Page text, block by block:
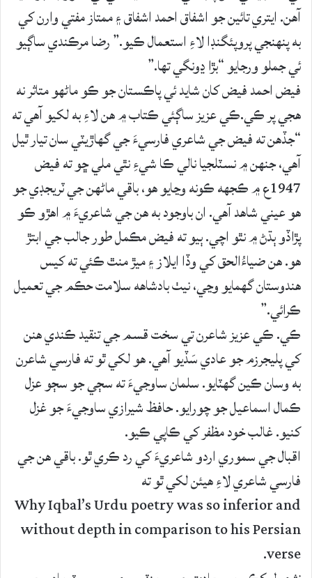
آهن. ايتري تائين جو اشفاق احمد اشفاق ۽ ممتاز مفتي وارن کي
به پنهنجي پروپئگنڊا لاءِ استعمال ڪيو.” رضا مرڪندي ساڳيو
ئي جملو ورجايو “بڙا ڍونگي تها.”
فيض احمد فيض کان شايد ئي پاڪستان جو ڪو ماڻهو متاثر نه
هجي پر ڪي.ڪي عزيز ساڳئي ڪتاب ۾ هن لاءِ به لکيو آهي ته
“جڏهن ته فيض جي شاعري فارسيءَ جي گهاڙيٽي سان تيار ٿيل
آهي، جنهن ۾ نسٽلجيا نالي ڪا شيءِ نٿي ملي ڇو ته فيض
1947ع ۾ ڪجھه ڪونه وڃايو هو، باقي ماڻهن جي ٽريجڊي جو
هو عيني شاهد آهي. ان باوجود به هن جي شاعريءَ ۾ اهڙو ڪو
پڙاڏو ٻڌڻ ۾ نٿو اچي. ٻيو ته فيض مڪمل طور جالب جي ابتڙ
هو. هن ضياءُالحق کي وڏا ايلاز ۽ ميڙ منٿ ڪئي ته کيس
هندوستان گهمايو وڃي، نيٺ بادشاهه سلامت حڪم جي تعميل
ڪرائي.”
ڪي. ڪي عزيز شاعرن تي سخت قسم جي تنقيد ڪندي هنن
کي پليجرزم جو عادي سَڏيو آهي. هو لکي ٿو ته فارسي شاعرن
به وسان ڪين گهٽايو. سلمان ساوجيءَ ته سڄي جو سڄو عزل
ڪمال اسماعيل جو چورايو. حافظ شيرازي ساوجيءَ جو غزل
کنيو. غالب خود مظفر کي ڪاپي ڪيو.
اقبال جي سموري اردو شاعريءَ کي رد ڪري ٿو. باقي هن جي
فارسي شاعري لاءِ هيئن لکي ٿو ته
Why Iqbal’s Urdu poetry was so inferior and
without depth in comparison to his Persian
verse.